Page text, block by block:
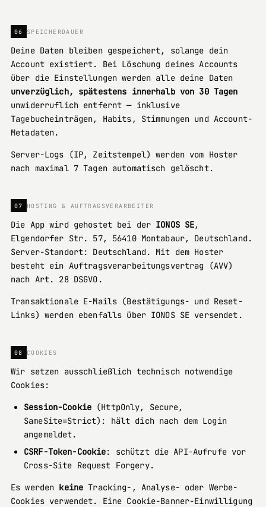
06 SPEICHERDAUER
Deine Daten bleiben gespeichert, solange dein
Account existiert. Bei Löschung deines Accounts
über die Einstellungen werden alle deine Daten
unverzüglich, spätestens innerhalb von 30 Tagen
unwiderruflich entfernt — inklusive
Tagebucheinträgen, Habits, Stimmungen und Account-
Metadaten.
Server-Logs (IP, Zeitstempel) werden vom Hoster
nach maximal 7 Tagen automatisch gelöscht.
07 HOSTING & AUFTRAGSVERARBEITER
Die App wird gehostet bei der IONOS SE,
Elgendorfer Str. 57, 56410 Montabaur, Deutschland.
Server-Standort: Deutschland. Mit dem Hoster
besteht ein Auftragsverarbeitungsvertrag (AVV)
nach Art. 28 DSGVO.
Transaktionale E-Mails (Bestätigungs- und Reset-
Links) werden ebenfalls über IONOS SE versendet.
08 COOKIES
Wir setzen ausschließlich technisch notwendige
Cookies:
Session-Cookie(HttpOnly, Secure,
SameSite=Strict): hält dich nach dem Login
angemeldet.
CSRF-Token-Cookie: schützt die API-Aufrufe vor
Cross-Site Request Forgery.
Es werden keine Tracking-, Analyse- oder Werbe-
Cookies verwendet. Eine Cookie-Banner-Einwilligung